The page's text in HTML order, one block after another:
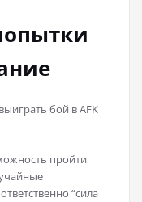
бой в AFK
пройти
“сила